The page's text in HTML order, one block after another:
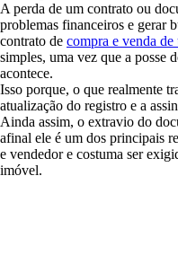
A perda de um contrato ou
problemas financeiros e gerar
contrato de compra e venda
simples, uma vez que a posse
acontece.
Isso porque, o que realmente
atualização do registro e a
Ainda assim, o extravio do
afinal ele é um dos principais
e vendedor e costuma ser
imóvel.